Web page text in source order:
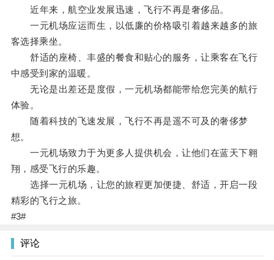
近年来，航空业发展迅速，飞行不再是奢侈品。
一元机场应运而生，以低廉的价格吸引着越来越多的旅
客选择乘坐。
舒适的座椅、丰盛的餐食和贴心的服务，让乘客在飞行
中感受到家的温暖。
无论是出差还是度假，一元机场都能带给您完美的航行
体验。
随着科技的飞速发展，飞行不再是遥不可及的奢侈梦
想。
一元机场致力于为更多人提供机会，让他们在蓝天下翱
翔，感受飞行的乐趣。
选择一元机场，让您的旅程更加便捷、舒适，开启一段
精彩的飞行之旅。
#3#
评论